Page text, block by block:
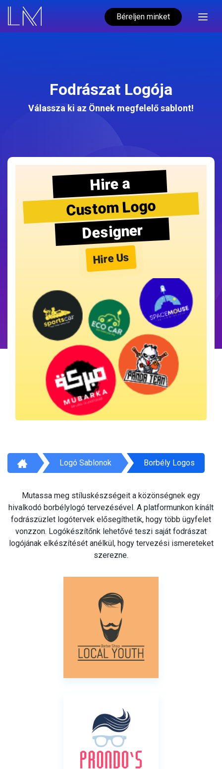
Béreljen minket
Fodrászat Logója
Válassza ki az Önnek megfelelő sablont!
Hire a
Custom Logo
Designer
Hire Us
Logó Sablonok Borbély Logos
Mutassa meg stíluskészségeit a közönségnek egy
hivalkodó borbélylogó tervezésével. A platformunkon kínált
fodrászüzlet logótervek elősegíthetik, hogy több ügyfelet
vonzzon. Logókészítőnk lehetővé teszi saját fodrászat
logójának elkészítését anélkül, hogy tervezési ismereteket
szerezne.